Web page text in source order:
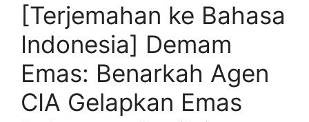
[Terjemahan ke Bahasa
Indonesia] Demam
Emas: Benarkah Agen
CIA Gelapkan Emas